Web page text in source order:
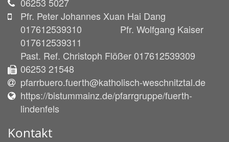
Pfr. Peter Johannes Xuan Hai Dang
017612539310 Pfr. Wolfgang Kaiser
017612539311
Past. Ref. Christoph Flößer 017612539309
06253 21548
pfarrbuero.fuerth@katholisch-weschnitztal.de
https://bistummainz.de/pfarrgruppe/fuerth-
lindenfels
Kontakt